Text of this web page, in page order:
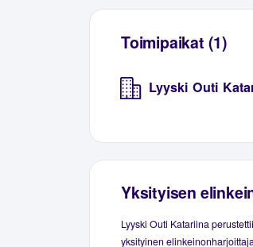
Toimipaikat (1)
Lyyski Outi
Yksityisen
Lyyski Outi Katariina
yksityinen